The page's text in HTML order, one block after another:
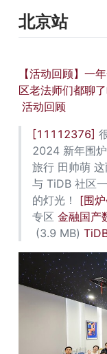
北京站
【活动回顾】一
区老法师们都聊了
活动回顾
[11112376]
2024 新年围
旅行 田帅萌
与 TiDB 社区
的灯光！ [围
专区 金融国产
(3.9 MB)